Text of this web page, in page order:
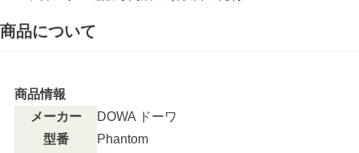
商品について
商品情報
メーカー
DOWA ドーワ
型番
Phantom